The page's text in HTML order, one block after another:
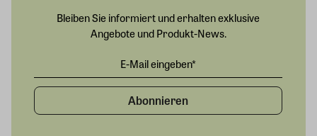
Bleiben Sie informiert und erhalten exklusive
Angebote und Produkt-News.
Abonnieren